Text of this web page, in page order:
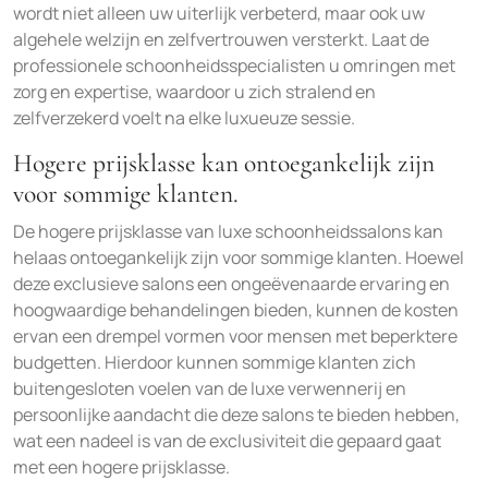
wordt niet alleen uw uiterlijk verbeterd, maar ook uw
algehele welzijn en zelfvertrouwen versterkt. Laat de
professionele schoonheidsspecialisten u omringen met
zorg en expertise, waardoor u zich stralend en
zelfverzekerd voelt na elke luxueuze sessie.
Hogere prijsklasse kan ontoegankelijk zijn
voor sommige klanten.
De hogere prijsklasse van luxe schoonheidssalons kan
helaas ontoegankelijk zijn voor sommige klanten. Hoewel
deze exclusieve salons een ongeëvenaarde ervaring en
hoogwaardige behandelingen bieden, kunnen de kosten
ervan een drempel vormen voor mensen met beperktere
budgetten. Hierdoor kunnen sommige klanten zich
buitengesloten voelen van de luxe verwennerij en
persoonlijke aandacht die deze salons te bieden hebben,
wat een nadeel is van de exclusiviteit die gepaard gaat
met een hogere prijsklasse.